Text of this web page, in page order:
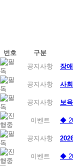
번호 구분
공지사항
장
공지사항 사
공지사항 보
이벤트 ◆
공지사항
이벤트 ◆